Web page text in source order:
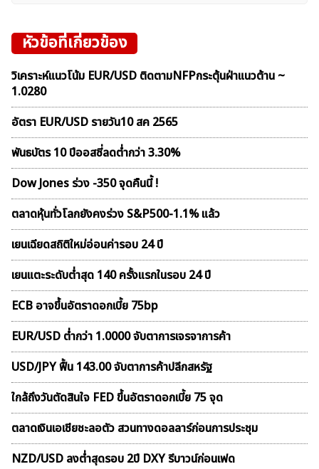
หัวข้อที่เกี่ยวข้อง
วิเคราะห์แนวโน้ม EUR/USD ติดตามNFPกระตุ้นฝ่าแนวต้าน ~
1.0280
อัตรา EUR/USD รายวัน10 สค 2565
พันธบัตร 10 ปีออสซี่ลดต่ำกว่า 3.30%
Dow Jones ร่วง -350 จุดคืนนี้ !
ตลาดหุ้นทั่วโลกยังคงร่วง S&P500-1.1% แล้ว
เยนเฉียดสถิติใหม่อ่อนค่ารอบ 24 ปี
เยนแตะระดับต่ำสุด 140 ครั้งแรกในรอบ 24 ปี
ECB อาจขึ้นอัตราดอกเบี้ย 75bp
EUR/USD ต่ำกว่า 1.0000 จับตาการเจรจาการค้า
USD/JPY ฟื้น 143.00 จับตาการค้าปลีกสหรัฐ
ใกล้ถึงวันตัดสินใจ FED ขึ้นอัตราดอกเบี้ย 75 จุด
ตลาดเงินเอเชียชะลอตัว สวนทางดอลลาร์ก่อนการประชุม
NZD/USD ลงต่ำสุดรอบ 2ปี DXY รีบาวน์ก่อนเฟด